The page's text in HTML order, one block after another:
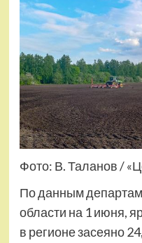
Фото: В. Таланов /
По данным
области на 1 июня,
в регионе засеяно